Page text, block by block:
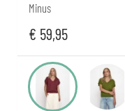
Minus
€ 59,95